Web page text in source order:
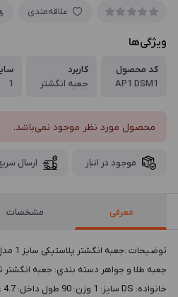
علاقه‌مندی
ویژگی‌ها
کد محصول
AP1 DSM1
کاربرد
جعبه انگشتر
1
محصول مورد نظر موجود نمی‌باشد.
موجود در انبار ارسال
معرفی مشخصات
جعبه طلا و جواهر دسته بندي: جعبه انگشتر